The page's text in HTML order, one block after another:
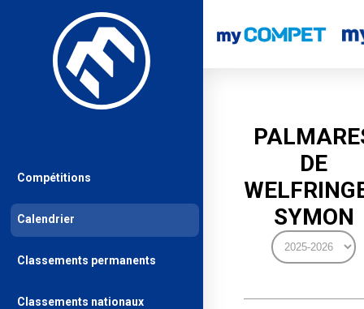
DE
SYMON
Compétitions
Calendrier
Classements permanents
Classements nationaux